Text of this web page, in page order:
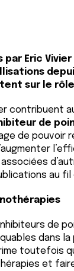
Eric Vivier
sur le
contribuent
de
de pouvoir
au fil
de
dans
toutefois
et